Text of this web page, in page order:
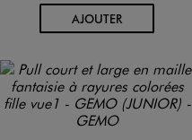
AJOUTERAU PANIER